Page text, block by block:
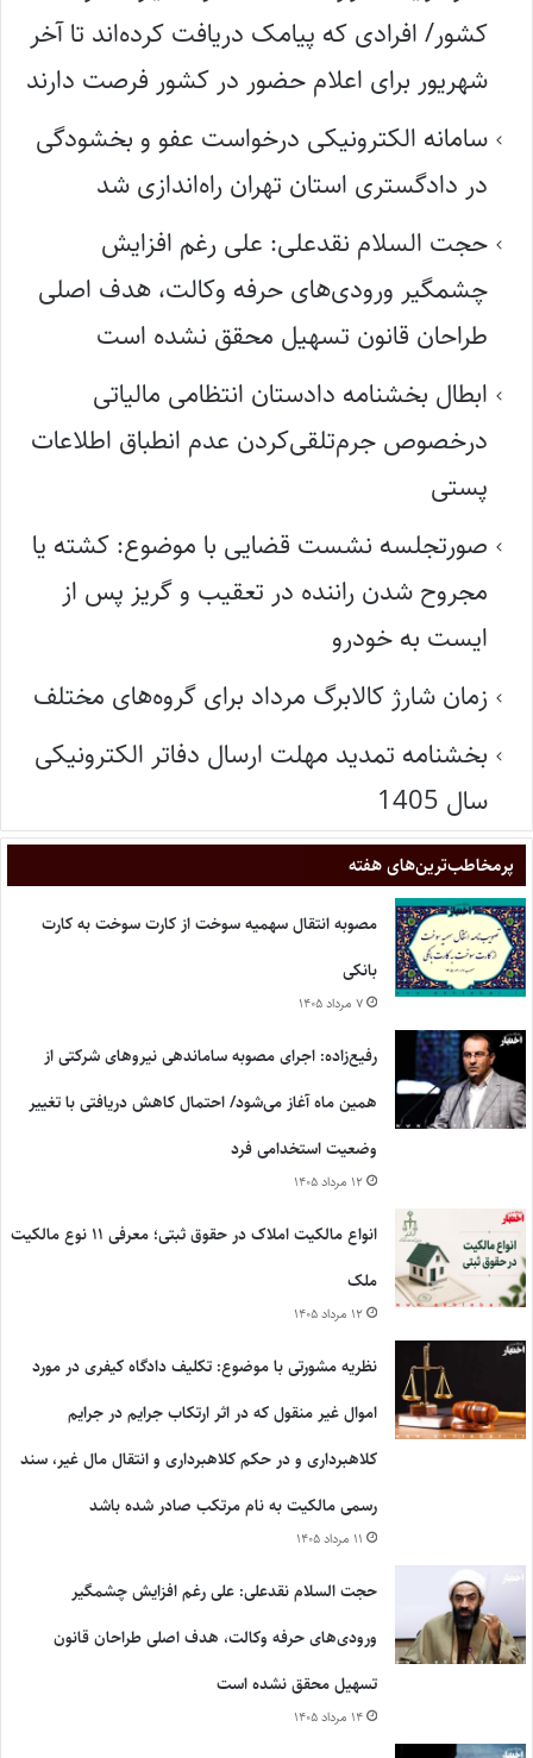
کشور/ افرادی که پیامک دریافت کرده‌اند تا آخر
شهریور برای اعلام حضور در کشور فرصت دارند
سامانه الکترونیکی درخواست عفو و بخشودگی
در دادگستری استان تهران راه‌اندازی شد
حجت السلام نقدعلی: علی رغم افزایش
چشمگیر ورودی‌های حرفه وکالت، هدف اصلی
طراحان قانون تسهیل محقق نشده است
ابطال بخشنامه دادستان انتظامی مالیاتی
درخصوص جرم‌تلقی‌کردن عدم انطباق اطلاعات
پستی
صورتجلسه نشست قضایی با موضوع: کشته یا
مجروح شدن راننده در تعقیب و گریز پس از
ایست به خودرو
زمان شارژ کالابرگ مرداد برای گروه‌های مختلف
بخشنامه تمدید مهلت ارسال دفاتر الکترونیکی
سال 1405
پر‌مخاطب‌ترین‌های هفته
مصوبه انتقال سهمیه سوخت از کارت سوخت به کارت
بانکی
۷ مرداد ۱۴۰۵
رفیع‌زاده: اجرای مصوبه ساماندهی نیروهای شرکتی از
همین ماه آغاز می‌شود/ احتمال کاهش دریافتی با تغییر
وضعیت استخدامی فرد
۱۲ مرداد ۱۴۰۵
انواع مالکیت املاک در حقوق ثبتی؛ معرفی ۱۱ نوع مالکیت
ملک
۱۲ مرداد ۱۴۰۵
نظریه مشورتی با موضوع: تکلیف دادگاه کیفری در مورد
اموال غیر منقول که در اثر ارتکاب جرایم در جرایم
کلاهبرداری و در حکم کلاهبرداری و انتقال مال غیر، سند
رسمی مالکیت به نام مرتکب صادر شده باشد
۱۱ مرداد ۱۴۰۵
حجت السلام نقدعلی: علی رغم افزایش چشمگیر
ورودی‌های حرفه وکالت، هدف اصلی طراحان قانون
تسهیل محقق نشده است
۱۴ مرداد ۱۴۰۵